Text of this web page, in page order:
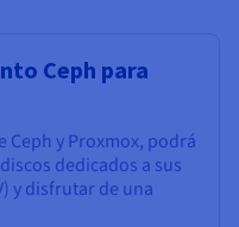
Ceph para
Ceph y Proxmox, podrá
dedicados a sus
y disfrutar de una